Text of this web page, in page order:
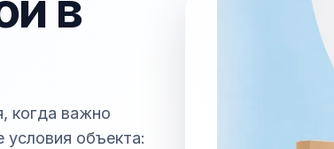
когда важно
условия объекта: